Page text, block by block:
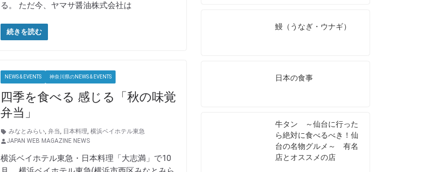
る。 ただ今、ヤマサ醤油株式会社は
続きを読む
NEWS & EVENTS 神奈川県のNEWS & EVENTS
四季を食べる 感じる「秋の味覚
弁当」
みなとみらい, 弁当, 日本料理, 横浜ベイホテル東急
JAPAN WEB MAGAZINE NEWS
横浜ベイホテル東急・日本料理「大志満」で10
鰻（うなぎ・ウナギ）
日本の食事
牛タン ～仙台に行った
ら絶対に食べるべき！仙
台の名物グルメ～ 有名
店とオススメの店